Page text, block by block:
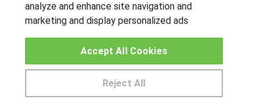
OTROS GRUPOS DE INTERES
Muro de los idiomas
Hablemos de empleo
analyze and enhance site navigation and
marketing and display personalized ads
Reject All
Accept All Cookies